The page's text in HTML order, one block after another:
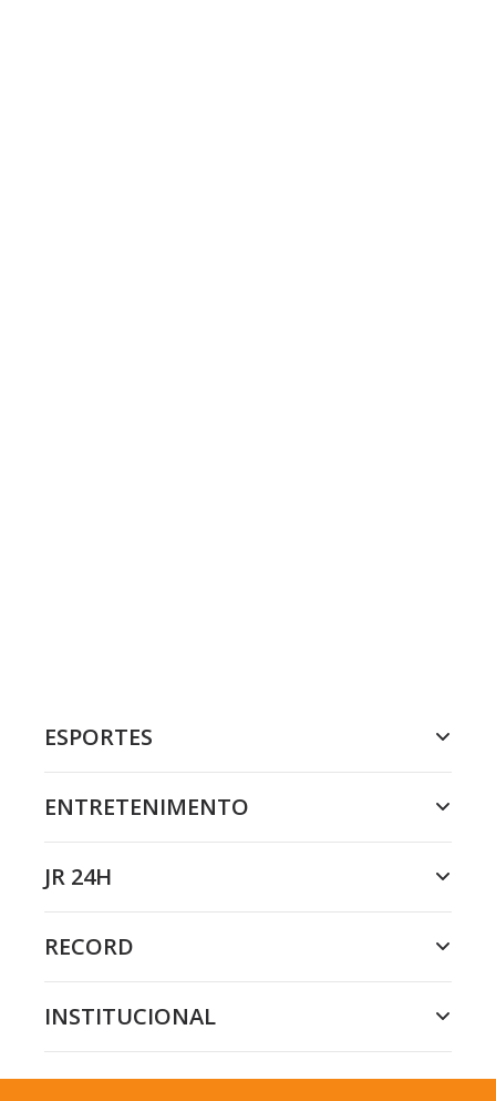
ESPORTES
ENTRETENIMENTO
JR 24H
RECORD
INSTITUCIONAL